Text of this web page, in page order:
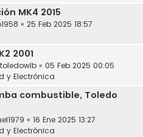
MK4 2015
« 25 Feb 2025 18:57
2001
« 05 Feb 2025 00:05
y Electrónica
combustible, Toledo
« 16 Ene 2025 13:27
y Electrónica